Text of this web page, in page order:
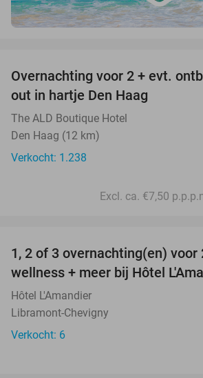
Overnachting voor 2 + evt.
out in hartje Den Haag
The ALD Boutique Hotel
Den Haag (12 km)
Verkocht: 1.238
Excl. ca. €7,50
TODAY
1, 2 of 3 overnachting(en) voor
wellness + meer bij Hôtel
Hôtel L'Amandier
Libramont-Chevigny
Verkocht: 6